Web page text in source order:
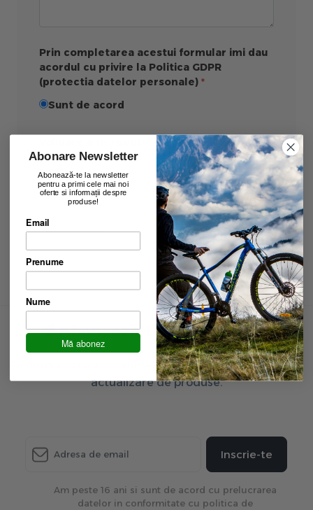
Prin completarea acestui formular imi dau
acordul cu privire la Politica GDPR
(protectia datelor personale)
Sunt de acord
Aboneaza-te la newsletter
Fii primul care afla ultimele oferte exclusive și ultima
actualizare de produse.
Inscrie-te
Am peste 16 ani si sunt de acord cu prelucrarea
datelor in conformitate cu politica de
Abonare Newsletter
Abonează-te la newsletter
pentru a primi cele mai noi
oferte si informații despre
produse!
Email
Prenume
Nume
Mă abonez